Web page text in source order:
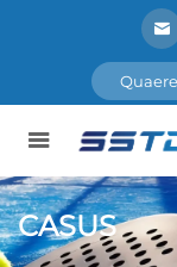
CASUS